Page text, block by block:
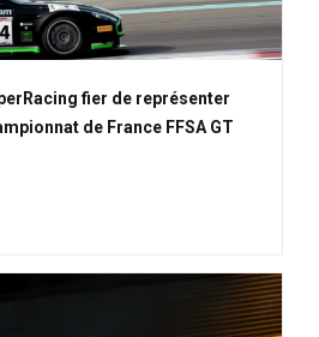
fier de représenter
de France FFSA GT